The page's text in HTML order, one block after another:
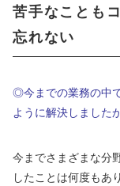
苦手なことも
忘れない
◎今までの業務の中
ように解決しました
今までさまざまな分
したことは何度もあ